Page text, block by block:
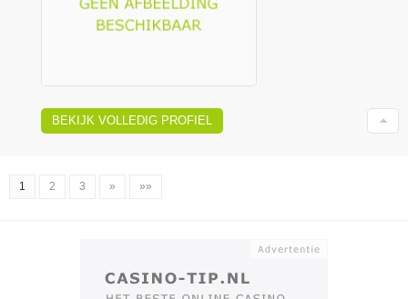
BEKIJK VOLLEDIG PROFIEL
1 2 3 » »»